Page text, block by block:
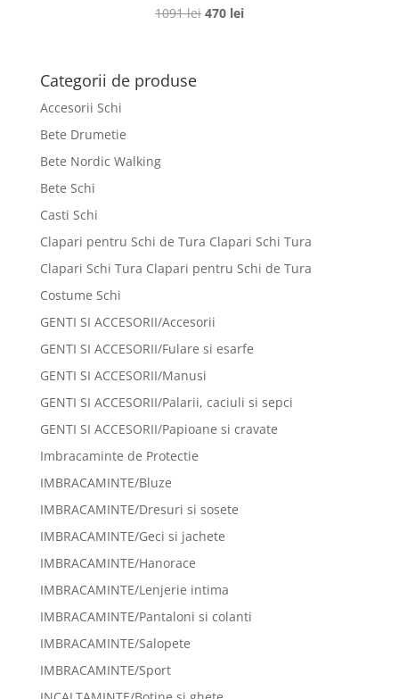
1091lei Prețul
470 leiPrețul
Categorii de produse
Accesorii Schi
Bete Drumetie
Bete Nordic Walking
Bete Schi
Casti Schi
Clapari pentru Schi de Tura Clapari Schi Tura
Clapari Schi Tura Clapari pentru Schi de Tura
Costume Schi
GENTI SI ACCESORII/Accesorii
GENTI SI ACCESORII/Fulare si esarfe
GENTI SI ACCESORII/Manusi
GENTI SI ACCESORII/Palarii, caciuli si sepci
GENTI SI ACCESORII/Papioane si cravate
Imbracaminte de Protectie
IMBRACAMINTE/Bluze
IMBRACAMINTE/Dresuri si sosete
IMBRACAMINTE/Geci si jachete
IMBRACAMINTE/Hanorace
IMBRACAMINTE/Lenjerie intima
IMBRACAMINTE/Pantaloni si colanti
IMBRACAMINTE/Salopete
IMBRACAMINTE/Sport